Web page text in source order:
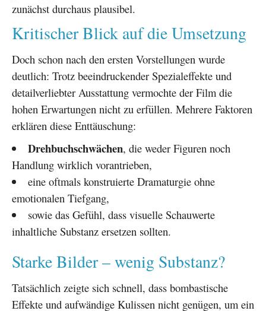
zunächst durchaus plausibel.
Kritischer Blick auf die Umsetzung
Doch schon nach den ersten Vorstellungen wurde
deutlich: Trotz beeindruckender Spezialeffekte und
detailverliebter Ausstattung vermochte der Film die
hohen Erwartungen nicht zu erfüllen. Mehrere Faktoren
erklären diese Enttäuschung:
Drehbuchschwächen, die weder Figuren noch
Handlung wirklich vorantrieben,
eine oftmals konstruierte Dramaturgie ohne
emotionalen Tiefgang,
sowie das Gefühl, dass visuelle Schauwerte
inhaltliche Substanz ersetzen sollten.
Starke Bilder – wenig Substanz?
Tatsächlich zeigte sich schnell, dass bombastische
Effekte und aufwändige Kulissen nicht genügen, um ein